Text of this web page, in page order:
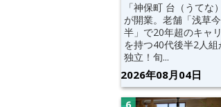
「神保町 台（うてな
が開業。老舗「浅草今
半」で20年超のキャ
を持つ40代後半2人組
独立！旬...
2026年08月04日